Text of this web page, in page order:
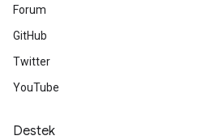
Forum
GitHub
Twitter
YouTube
Destek